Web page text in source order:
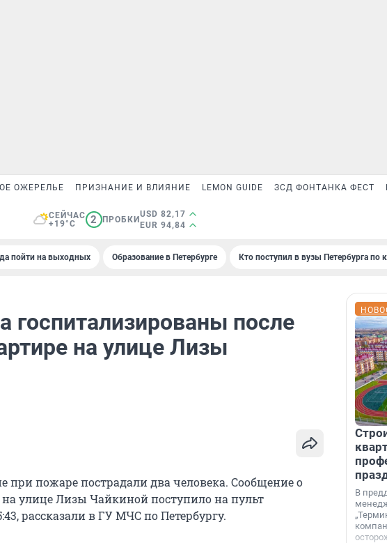
ОЖЕРЕЛЬЕ ПРИЗНАНИЕ И ВЛИЯНИЕ LEMON GUIDE ЗСД ФОНТАНКА ФЕСТ
СЕЙЧАС
+19°C
2 ПРОБКИ
USD 82,17
EUR 94,84
пойти на выходных Образование в Петербурге Кто поступил в вузы Петербурга по
госпитализированы после
на улице Лизы
при пожаре пострадали два человека. Сообщение о
на улице Лизы Чайкиной поступило на пульт
рассказали в ГУ МЧС по Петербургу.
В